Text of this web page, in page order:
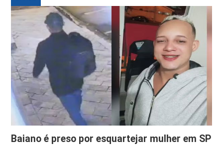
Baiano é preso por esquartejar mulher em SP